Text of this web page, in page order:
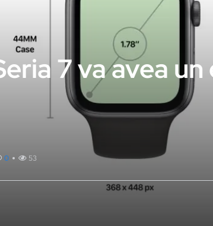
7 va avea un
0 53